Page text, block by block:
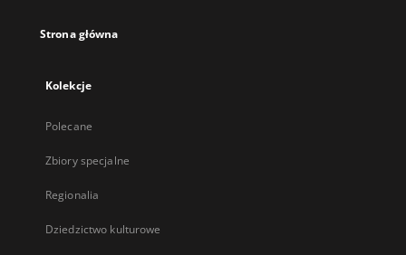
Strona główna
Kolekcje
Polecane
Zbiory specjalne
Regionalia
Dziedzictwo kulturowe